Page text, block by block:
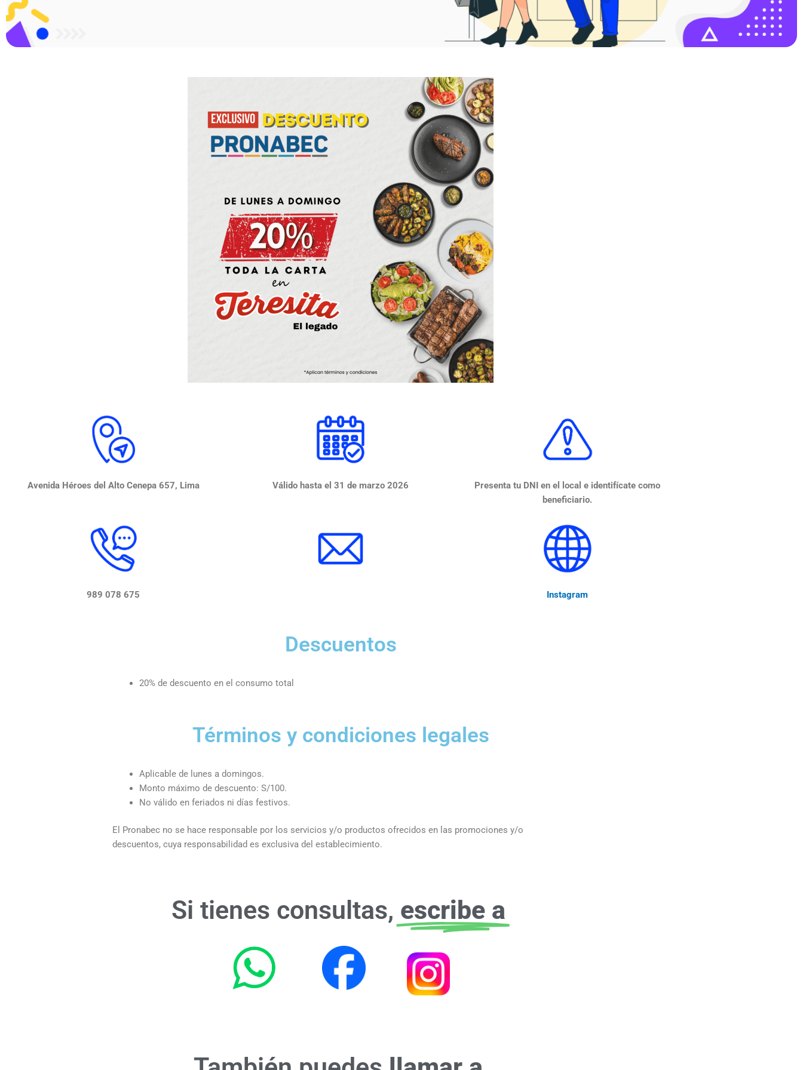
Avenida Héroes del Alto Cenepa 657, Lima Válido hasta el 31 de marzo 2026
Presenta tu DNI en el local e identifícate como
beneficiario.
989 078 675 Instagram
Descuentos
20% de descuento en el consumo total
Términos y condiciones legales
Aplicable de lunes a domingos.
Monto máximo de descuento: S/100.
No válido en feriados ni días festivos.
El Pronabec no se hace responsable por los servicios y/o productos ofrecidos en las promociones y/o
descuentos, cuya responsabilidad es exclusiva del establecimiento.
Si tienes consultas, escribe a